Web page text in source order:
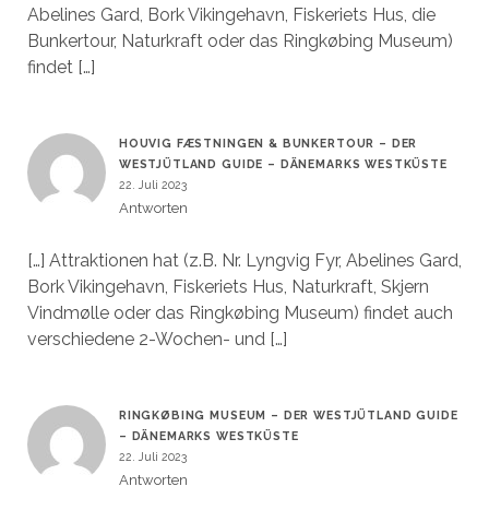
Abelines Gard, Bork Vikingehavn, Fiskeriets Hus, die
Bunkertour, Naturkraft oder das Ringkøbing Museum)
findet […]
HOUVIG FÆSTNINGEN & BUNKERTOUR – DER
WESTJÜTLAND GUIDE – DÄNEMARKS WESTKÜSTE
22. Juli 2023
Antworten
[…] Attraktionen hat (z.B. Nr. Lyngvig Fyr, Abelines Gard,
Bork Vikingehavn, Fiskeriets Hus, Naturkraft, Skjern
Vindmølle oder das Ringkøbing Museum) findet auch
verschiedene 2-Wochen- und […]
RINGKØBING MUSEUM – DER WESTJÜTLAND GUIDE
– DÄNEMARKS WESTKÜSTE
22. Juli 2023
Antworten